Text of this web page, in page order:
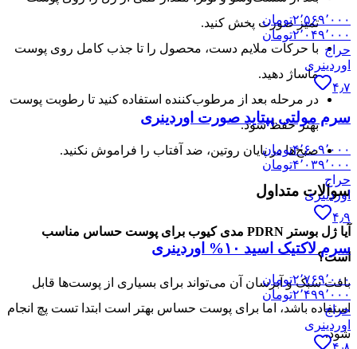
تمیز صورت پخش کنید.
با حرکات ملایم دست، محصول را تا جذب کامل روی پوست
ماساژ دهید.
در مرحله بعد از مرطوب‌کننده استفاده کنید تا رطوبت پوست
بهتر حفظ شود.
صبح‌ها در پایان روتین، ضد آفتاب را فراموش نکنید.
سوالات متداول
آیا ژل بوستر PDRN مدی کیوب برای پوست حساس مناسب
است؟
بافت سبک و آبرسان آن می‌تواند برای بسیاری از پوست‌ها قابل
استفاده باشد، اما برای پوست حساس بهتر است ابتدا تست پچ انجام
شود.
۲٬۵۶۹٬۰۰۰تومان
۲٬۰۴۹٬۰۰۰تومان
حراج
اوردینری
۴٫۷
سرم مولتی پپتاید صورت اوردینری
۴٬۶۰۹٬۰۰۰تومان
۴٬۰۳۹٬۰۰۰تومان
حراج
اوردینری
۴٫۹
سرم لاکتیک اسید ۱۰% اوردینری
۲٬۷۶۹٬۰۰۰تومان
۲٬۴۹۹٬۰۰۰تومان
حراج
اوردینری